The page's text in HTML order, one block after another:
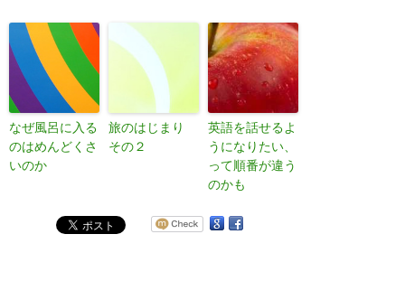
なぜ風呂に入る
のはめんどくさ
いのか
旅のはじまり
その２
英語を話せるよ
うになりたい、
って順番が違う
のかも